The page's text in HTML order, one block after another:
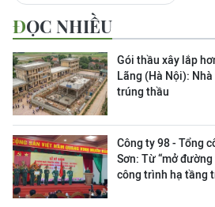
ĐỌC NHIỀU
Gói thầu xây lắp
Lãng (Hà Nội):
trúng thầu
Công ty 98 - Tổng
Sơn: Từ “mở
công trình hạ tầng